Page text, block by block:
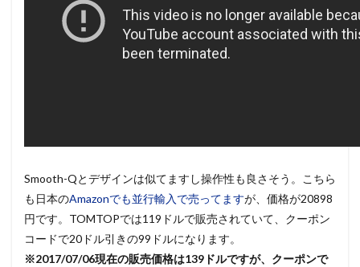
Smooth-Qとデザインは似てますし操作性も良さそう。こちら
も日本のAmazonでも並行輸入で売ってますが、価格が20898
円です。TOMTOPでは119ドルで販売されていて、クーポン
コードで20ドル引きの99ドルになります。
※2017/07/06現在の販売価格は139ドルですが、クーポンで